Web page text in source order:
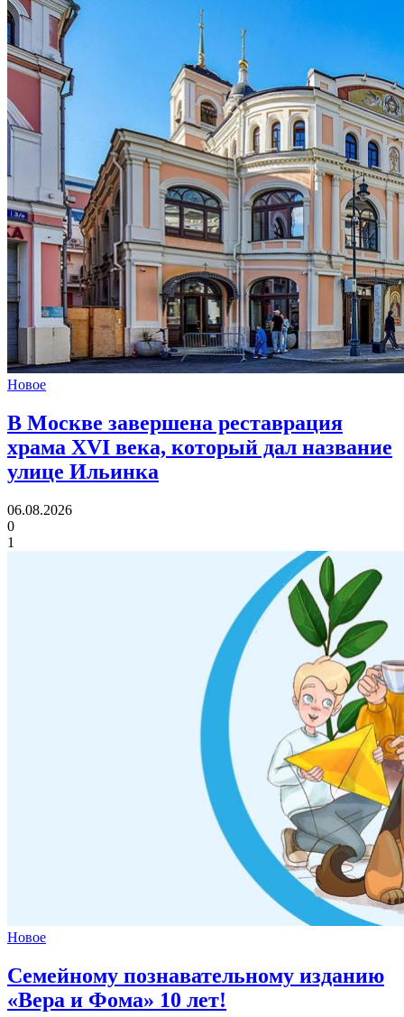
Новое
В Москве завершена реставрация
храма XVI века, который дал название
улице Ильинка
06.08.2026
0
1
Новое
Семейному познавательному изданию
«Вера и Фома» 10 лет!